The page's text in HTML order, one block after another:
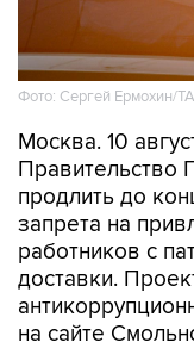
Фото: Сергей Ермохин/
Москва. 10
Правительство
продлить до
запрета на
работников с
доставки.
на сайте